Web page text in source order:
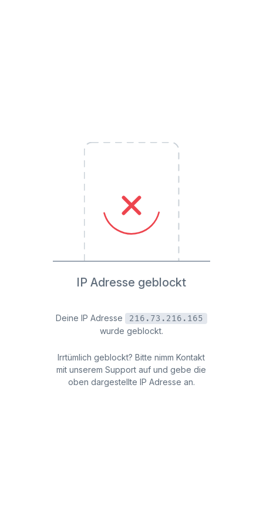
IP Adresse geblockt
Deine IP Adresse
216.73.216.165
wurde geblockt.
Irrtümlich geblockt? Bitte nimm Kontakt
mit unserem Support auf und gebe die
oben dargestellte IP Adresse an.